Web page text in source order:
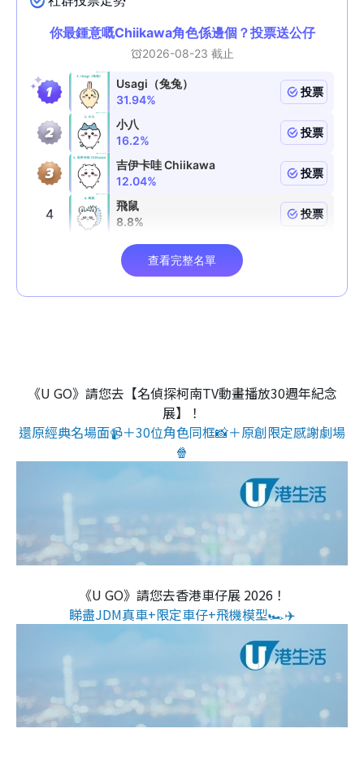
《U GO》請您去【名偵探柯南TV動畫播放30週年紀念
展】！
還原經典名場面📹＋30位角色同框📸＋原創限定感謝劇場
🍿
《U GO》請您去香港車仔展 2026！
睇盡JDM真車+限定車仔+飛機模型🏎️✈️